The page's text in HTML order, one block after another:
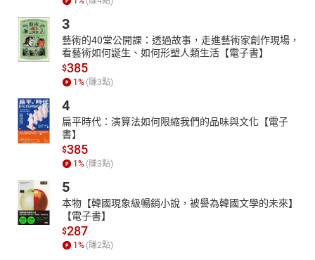
3
藝術的40堂公開課：透過故事，走進藝術家創作現場，
看藝術如何誕生、如何形塑人類生活【電子書】
$385
1 % (賺3點)
4
扁平時代：演算法如何限縮我們的品味與文化【電子
書】
$385
1 % (賺3點)
5
本物【韓國現象級暢銷小說，被譽為韓國文學的未來】
【電子書】
$287
1 % (賺2點)